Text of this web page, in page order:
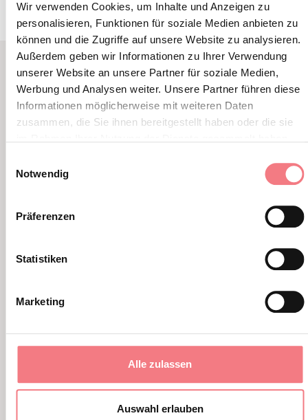
Wir verwenden Cookies, um Inhalte und Anzeigen zu
personalisieren, Funktionen für soziale Medien anbieten zu
können und die Zugriffe auf unsere Website zu analysieren.
Außerdem geben wir Informationen zu Ihrer Verwendung
unserer Website an unsere Partner für soziale Medien,
Werbung und Analysen weiter. Unsere Partner führen diese
Informationen möglicherweise mit weiteren Daten
zusammen, die Sie ihnen bereitgestellt haben oder die sie
Notwendig
Präferenzen
Statistiken
Marketing
Alle zulassen
Auswahl erlauben
VERWANDTER INHALT
SIE KÖNNEN AUCH